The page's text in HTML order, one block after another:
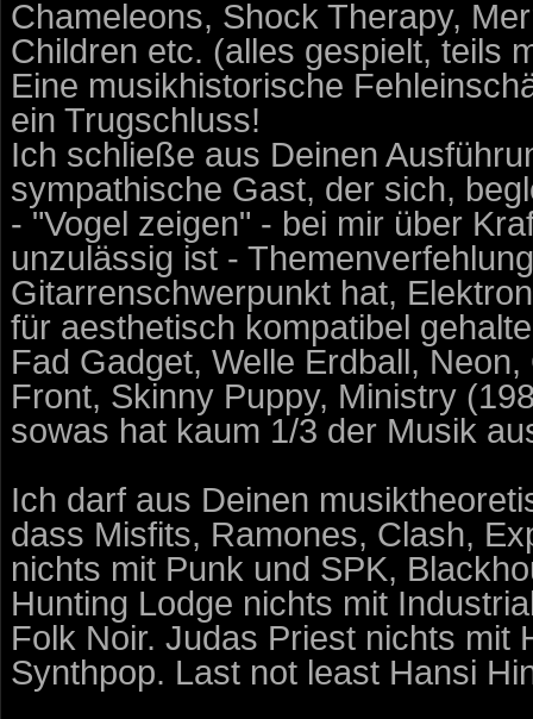
Chameleons, Shock Therapy,
Children etc. (alles gespielt, teils
Eine musikhistorische
ein Trugschluss!
Ich schließe aus Deinen
sympathische Gast, der sich,
- "Vogel zeigen" - bei mir über
unzulässig ist -
Gitarrenschwerpunkt hat,
für aesthetisch kompatibel
Fad Gadget, Welle Erdball,
Front, Skinny Puppy, Ministry
sowas hat kaum 1/3 der Musik
Ich darf aus Deinen
dass Misfits, Ramones, Clash,
nichts mit Punk und SPK,
Hunting Lodge nichts mit
Folk Noir. Judas Priest nichts mit
Synthpop. Last not least Hansi